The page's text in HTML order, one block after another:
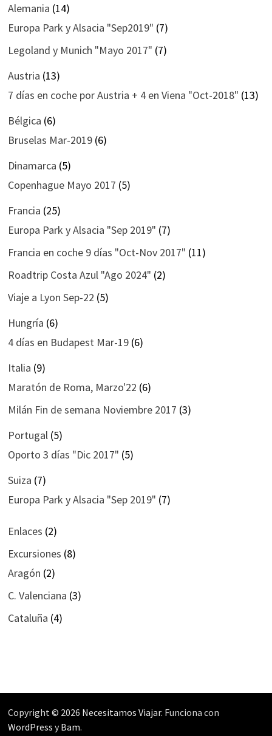
Alemania (14)
Europa Park y Alsacia "Sep2019" (7)
Legoland y Munich "Mayo 2017" (7)
Austria (13)
7 días en coche por Austria + 4 en Viena "Oct-2018" (13)
Bélgica (6)
Bruselas Mar-2019(6)
Dinamarca (5)
Copenhague Mayo 2017 (5)
Francia (25)
Europa Park y Alsacia "Sep 2019" (7)
Francia en coche 9 días "Oct-Nov 2017" (11)
Roadtrip Costa Azul "Ago 2024" (2)
Viaje a Lyon Sep-22 (5)
Hungría (6)
4 días en Budapest Mar-19(6)
Italia (9)
Maratón de Roma, Marzo'22 (6)
Milán Fin de semana Noviembre 2017 (3)
Portugal(5)
Oporto 3 días "Dic 2017" (5)
Suiza (7)
Europa Park y Alsacia "Sep 2019" (7)
Enlaces (2)
Excursiones (8)
Aragón (2)
C. Valenciana (3)
Cataluña (4)
Copyright © 2026 Necesitamos Viajar. Funciona con
WordPress yBam.